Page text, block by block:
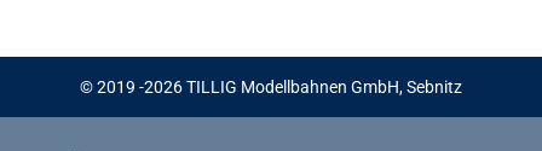
© 2019 -2026 TILLIG Modellbahnen GmbH, Sebnitz